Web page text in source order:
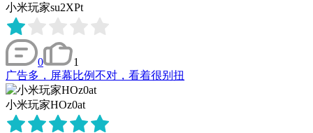
小米玩家su2XPt
0
1
广告多，屏幕比例不对，看着很别扭
小米玩家HOz0at